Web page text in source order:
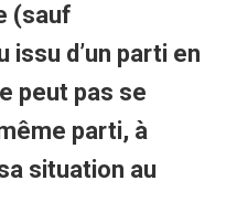
(sauf
issu d’un parti en
peut pas se
parti, à
situation au